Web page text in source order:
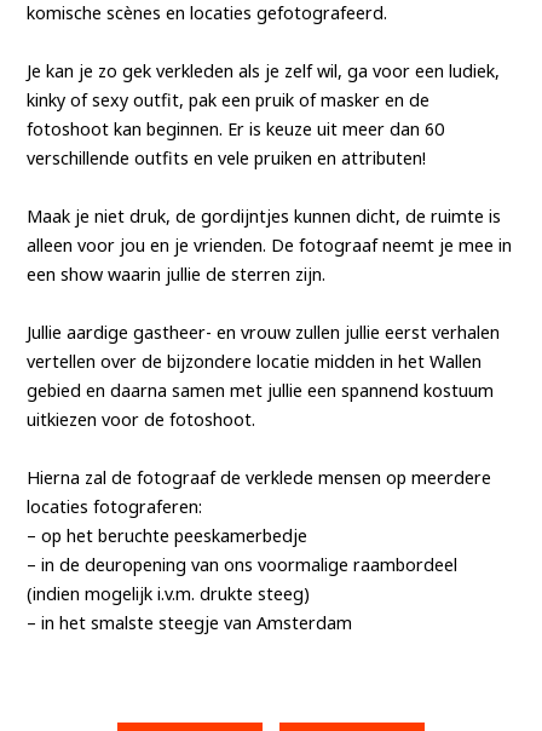
komische scènes en locaties gefotografeerd.
Je kan je zo gek verkleden als je zelf wil, ga voor een ludiek,
kinky of sexy outfit, pak een pruik of masker en de
fotoshoot kan beginnen. Er is keuze uit meer dan 60
verschillende outfits en vele pruiken en attributen!
Maak je niet druk, de gordijntjes kunnen dicht, de ruimte is
alleen voor jou en je vrienden. De fotograaf neemt je mee in
een show waarin jullie de sterren zijn.
Jullie aardige gastheer- en vrouw zullen jullie eerst verhalen
vertellen over de bijzondere locatie midden in het Wallen
gebied en daarna samen met jullie een spannend kostuum
uitkiezen voor de fotoshoot.
Hierna zal de fotograaf de verklede mensen op meerdere
locaties fotograferen:
– op het beruchte peeskamerbedje
– in de deuropening van ons voormalige raambordeel
(indien mogelijk i.v.m. drukte steeg)
– in het smalste steegje van Amsterdam